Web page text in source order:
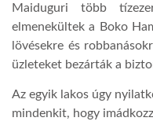
AFRIKA TUDÁSTÁR
A NAP SZÉPE
LINKTR.EE
Maiduguri több
elmenekültek a Boko
lövésekre és
üzleteket bezárták a
Az egyik lakos úgy
mindenkit, hogy